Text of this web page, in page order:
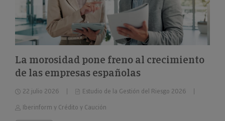
La morosidad pone freno al crecimiento
de las empresas españolas
22 julio 2026
Estudio de la Gestión del Riesgo 2026
Iberinform y Crédito y Caución